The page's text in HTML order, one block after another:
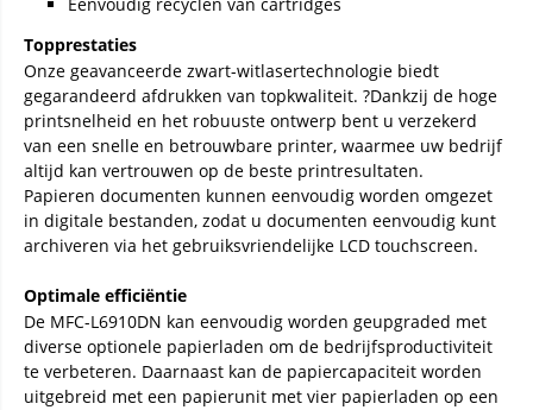
Topprestaties
Onze geavanceerde zwart-witlasertechnologie biedt
gegarandeerd afdrukken van topkwaliteit. ?Dankzij de hoge
printsnelheid en het robuuste ontwerp bent u verzekerd
van een snelle en betrouwbare printer, waarmee uw bedrijf
altijd kan vertrouwen op de beste printresultaten.
Papieren documenten kunnen eenvoudig worden omgezet
in digitale bestanden, zodat u documenten eenvoudig kunt
archiveren via het gebruiksvriendelijke LCD touchscreen.
Optimale efficiëntie
De MFC-L6910DN kan eenvoudig worden geupgraded met
diverse optionele papierladen om de bedrijfsproductiviteit
te verbeteren. Daarnaast kan de papiercapaciteit worden
uitgebreid met een papierunit met vier papierladen op een